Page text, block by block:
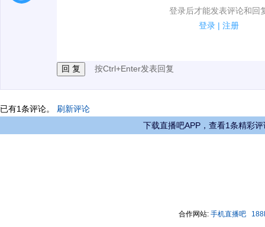
登录后才能发表评论和回
登录 | 注册
1.电脑端新用户可以发表评论了！
按Ctrl+Enter发表回复
已有1条评论。 刷新评论
下载直播吧APP，查看1条精彩评
合作网站: 手机直播吧